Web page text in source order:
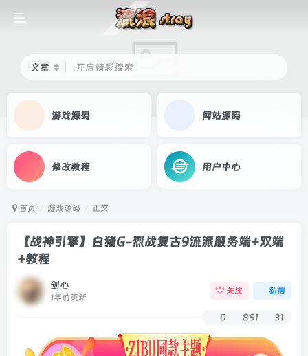
文章 开启精彩搜索
游戏源码 网站源码
修改教程 用户中心
首页 游戏源码 正文
【战神引擎】白猪G-烈战复古9流派服务端+双端
+教程
剑心
1年前更新
关注 私信
0 861 31